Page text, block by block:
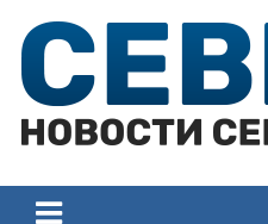
content
Севастополя